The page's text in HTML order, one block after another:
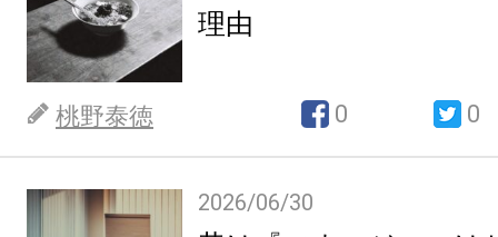
理由
桃野泰徳 0 0
2026/06/30